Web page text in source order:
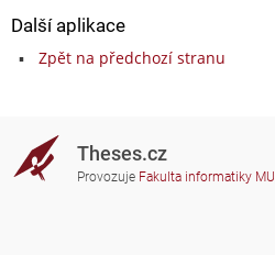
Další aplikace
Zpět na předchozí stranu
Theses.cz
Provozuje Fakulta informatiky MU